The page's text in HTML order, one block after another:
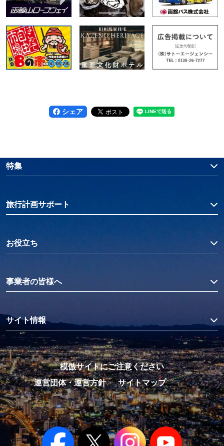
シェア
特集
旅行計画サポート
お役立ち
事業者の皆様へ
サイト情報
模倣サイトにご注意ください
運営団体・運営方針
サイトマップ